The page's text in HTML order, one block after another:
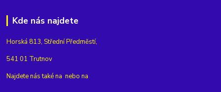
Kde nás najdete
Horská 813, Střední Předměstí,
541 01 Trutnov
Najdete nás také na nebo na